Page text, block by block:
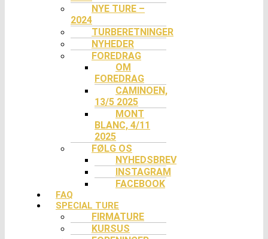
NYE TURE –
2024
TURBERETNINGER
NYHEDER
FOREDRAG
OM
FOREDRAG
CAMINOEN,
13/5 2025
MONT
BLANC, 4/11
2025
FØLG OS
NYHEDSBREV
INSTAGRAM
FACEBOOK
FAQ
SPECIAL TURE
FIRMATURE
KURSUS